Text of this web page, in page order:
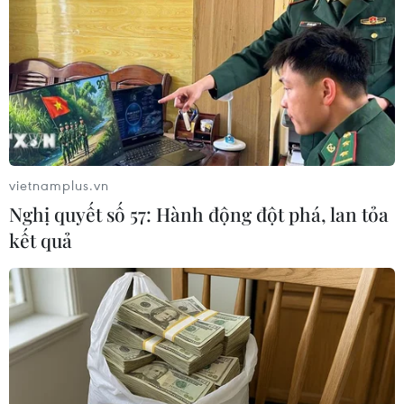
miền Đông
16/05/2014 06:12
Tổng thống tạm quyền Ukraine Oleksandr Turchynov
ngày 15/5 tuyên bố Chính phủ lâm thời vẫn tiếp tục
chiến dịch quân sự ở miền Đông.
vietnamplus.vn
Nghị quyết số 57: Hành động đột phá, lan tỏa
kết quả